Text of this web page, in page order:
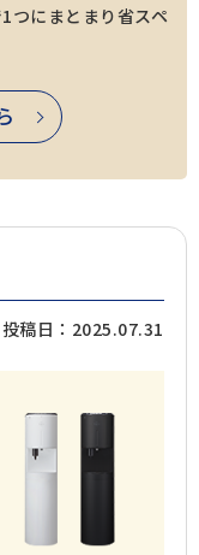
つにまとまり省スペ
投稿日：2025.07.31